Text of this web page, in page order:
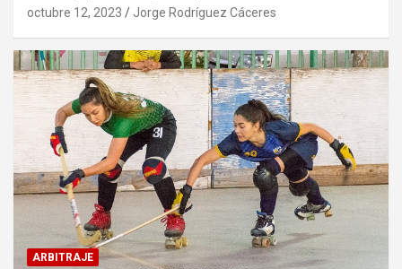
octubre 12, 2023 Jorge Rodríguez Cáceres
ARBITRAJE